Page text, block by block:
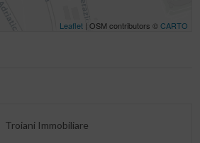
Leaflet| OSM contributors ©CARTO